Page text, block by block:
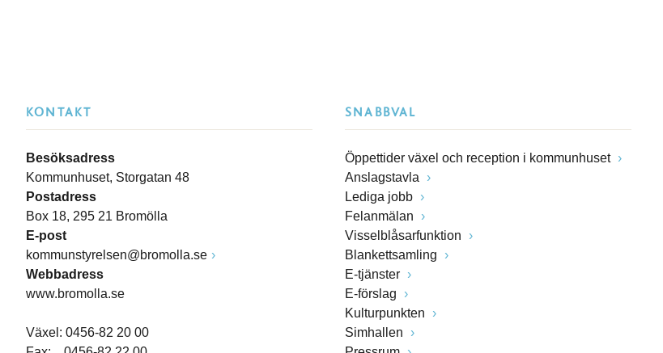
KONTAKT
Besöksadress
Kommunhuset, Storgatan 48
Postadress
Box 18, 295 21 Bromölla
E-post
kommunstyrelsen@bromolla.se
Webbadress
www.bromolla.se
Växel: 0456-82 20 00
SNABBVAL
Öppettider växel och reception i kommunhuset
Anslagstavla
Lediga jobb
Felanmälan
Visselblåsarfunktion
Blankettsamling
E-tjänster
E-förslag
Kulturpunkten
Simhallen